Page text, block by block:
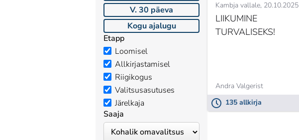
V. 30 päeva
Kogu ajalugu
Etapp
Loomisel
Allkirjastamisel
Riigikogus
Valitsusasutuses
Järelkaja
Saaja
Kambja vallale 20.10.2025
LIIKUMINE
TURVALISEKS!
Andra Valgerist
135 allkirja